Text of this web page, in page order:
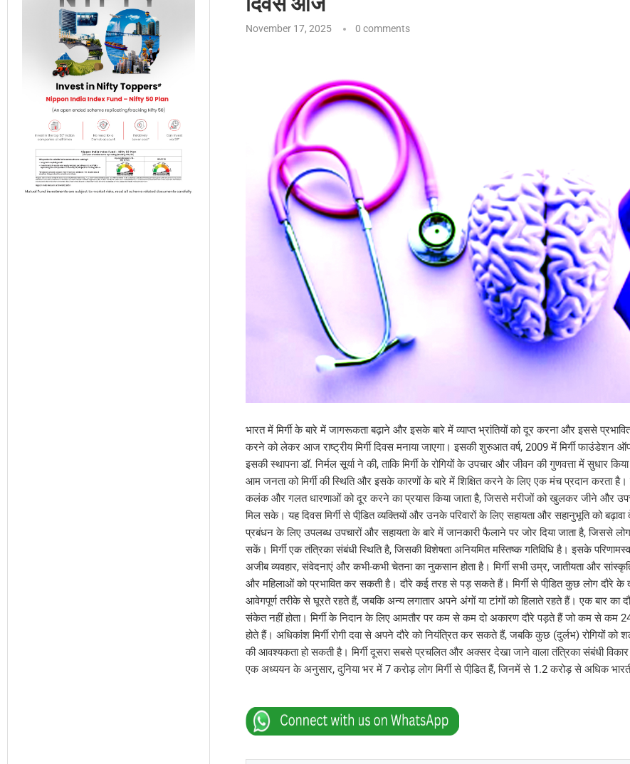
November 17, 2025 0 comments
भारत में मिर्गी के बारे में जागरूकता बढ़ाने और इसके बारे में व्याप्त भ्रांतियों को दूर करना और इससे
करने को लेकर आज राष्ट्रीय मिर्गी दिवस मनाया जाएगा। इसकी शुरुआत वर्ष, 2009 में मिर्गी फाउंडेशन ऑफ
इसकी स्थापना डॉ. निर्मल सूर्या ने की, ताकि मिर्गी के रोगियों के उपचार और जीवन की गुणवत्ता में सुधार
आम जनता को मिर्गी की स्थिति और इसके कारणों के बारे में शिक्षित करने के लिए एक मंच प्रदान करता है।
कलंक और गलत धारणाओं को दूर करने का प्रयास किया जाता है, जिससे मरीजों को खुलकर जीने और
मिल सके। यह दिवस मिर्गी से पीडि़त व्यक्तियों और उनके परिवारों के लिए सहायता और सहानुभूति को बढ़ावा
प्रबंधन के लिए उपलब्ध उपचारों और सहायता के बारे में जानकारी फैलाने पर जोर दिया जाता है, जिससे
सकें। मिर्गी एक तंत्रिका संबंधी स्थिति है, जिसकी विशेषता अनियमित मस्तिष्क गतिविधि है। इसके
अजीब व्यवहार, संवेदनाएं और कभी-कभी चेतना का नुकसान होता है। मिर्गी सभी उम्र, जातीयता और
और महिलाओं को प्रभावित कर सकती है। दौरे कई तरह से पड़ सकते हैं। मिर्गी से पीडि़त कुछ लोग दौरे के
आवेगपूर्ण तरीके से घूरते रहते हैं, जबकि अन्य लगातार अपने अंगों या टांगों को हिलाते रहते हैं। एक बार का
संकेत नहीं होता। मिर्गी के निदान के लिए आमतौर पर कम से कम दो अकारण दौरे पड़ते हैं जो कम से कम
होते हैं। अधिकांश मिर्गी रोगी दवा से अपने दौरे को नियंत्रित कर सकते हैं, जबकि कुछ (दुर्लभ) रोगियों को
की आवश्यकता हो सकती है। मिर्गी दूसरा सबसे प्रचलित और अक्सर देखा जाने वाला तंत्रिका संबंधी
एक अध्ययन के अनुसार, दुनिया भर में 7 करोड़ लोग मिर्गी से पीडि़त हैं, जिनमें से 1.2 करोड़ से अधिक